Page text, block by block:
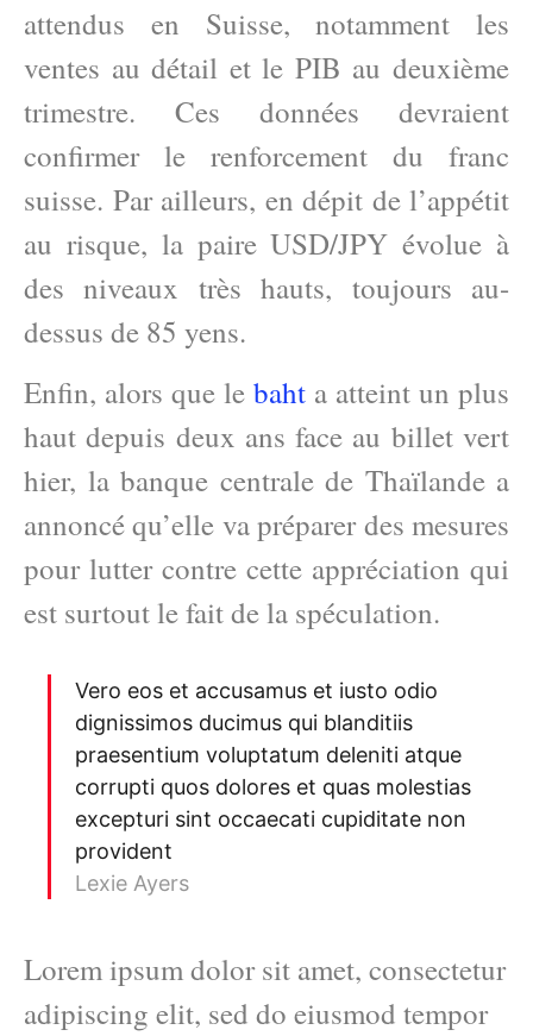
attendus en Suisse, notamment les
ventes au détail et le PIB au deuxième
trimestre. Ces données devraient
confirmer le renforcement du franc
suisse. Par ailleurs, en dépit de l’appétit
au risque, la paire USD/JPY évolue à
des niveaux très hauts, toujours au-
dessus de 85 yens.
Enfin, alors que le baht a atteint un plus
haut depuis deux ans face au billet vert
hier, la banque centrale de Thaïlande a
annoncé qu’elle va préparer des mesures
pour lutter contre cette appréciation qui
est surtout le fait de la spéculation.
Vero eos et accusamus et iusto odio
dignissimos ducimus qui blanditiis
praesentium voluptatum deleniti atque
corrupti quos dolores et quas molestias
excepturi sint occaecati cupiditate non
provident
Lexie Ayers
Lorem ipsum dolor sit amet, consectetur
adipiscing elit, sed do eiusmod tempor